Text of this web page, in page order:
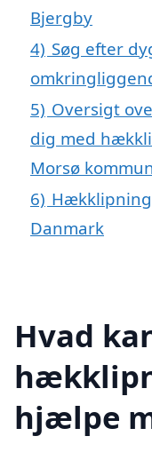
Bjergby
4) Søg efter
5) Oversigt
dig med
Morsø
6)
Danmark
Hvad
hjælpe